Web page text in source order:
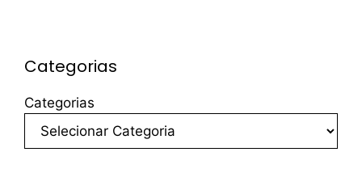
Categorias
Categorias